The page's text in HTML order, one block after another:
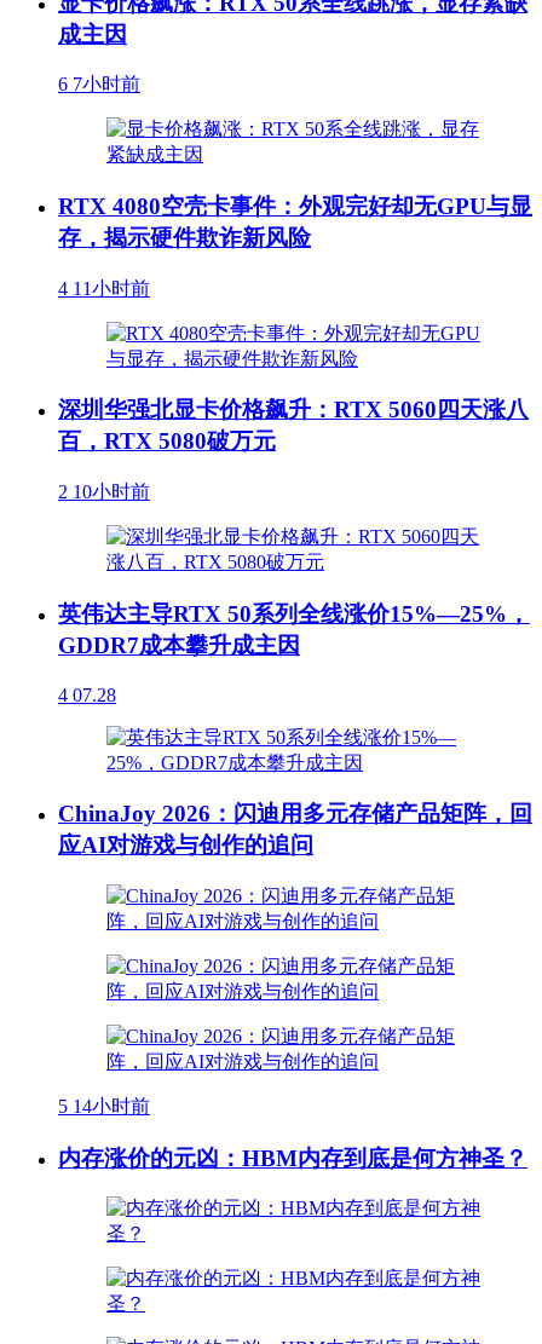
成主因
6 7小时前
RTX 4080空壳卡事件：外观完好却无GPU与显
存，揭示硬件欺诈新风险
4 11小时前
深圳华强北显卡价格飙升：RTX 5060四天涨八
百，RTX 5080破万元
2 10小时前
英伟达主导RTX 50系列全线涨价15%—25%，
GDDR7成本攀升成主因
4 07.28
ChinaJoy 2026：闪迪用多元存储产品矩阵，回
应AI对游戏与创作的追问
5 14小时前
内存涨价的元凶：HBM内存到底是何方神圣？